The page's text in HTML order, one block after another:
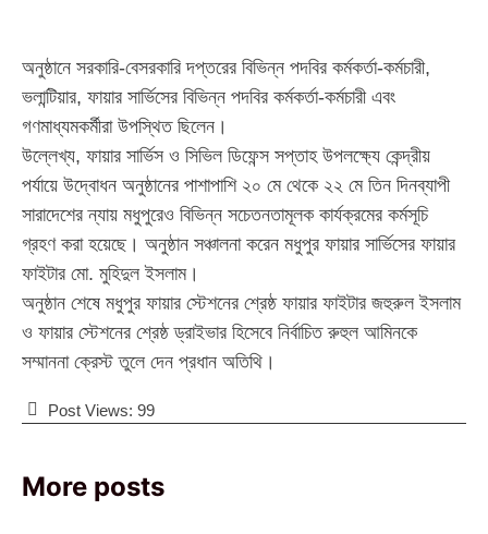
অনুষ্ঠানে সরকারি-বেসরকারি দপ্তরের বিভিন্ন পদবির কর্মকর্তা-কর্মচারী,
ভলান্টিয়ার, ফায়ার সার্ভিসের বিভিন্ন পদবির কর্মকর্তা-কর্মচারী এবং
গণমাধ্যমকর্মীরা উপস্থিত ছিলেন।
উল্লেখ্য, ফায়ার সার্ভিস ও সিভিল ডিফেন্স সপ্তাহ উপলক্ষ্যে কেন্দ্রীয়
পর্যায়ে উদ্বোধন অনুষ্ঠানের পাশাপাশি ২০ মে থেকে ২২ মে তিন দিনব্যাপী
সারাদেশের ন্যায় মধুপুরেও বিভিন্ন সচেতনতামূলক কার্যক্রমের কর্মসূচি
গ্রহণ করা হয়েছে। অনুষ্ঠান সঞ্চালনা করেন মধুপুর ফায়ার সার্ভিসের ফায়ার
ফাইটার মো. মুহিদুল ইসলাম।
অনুষ্ঠান শেষে মধুপুর ফায়ার স্টেশনের শ্রেষ্ঠ ফায়ার ফাইটার জহুরুল ইসলাম
ও ফায়ার স্টেশনের শ্রেষ্ঠ ড্রাইভার হিসেবে নির্বাচিত রুহুল আমিনকে
সম্মাননা ক্রেস্ট তুলে দেন প্রধান অতিথি।
Post Views: 99
More posts